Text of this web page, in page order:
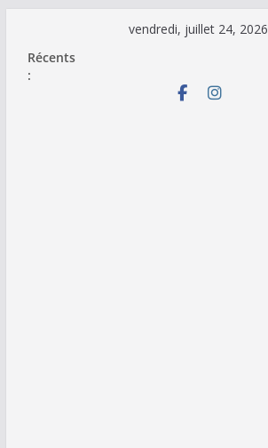
contenu
vendredi, juillet 24, 2026
Récents
: